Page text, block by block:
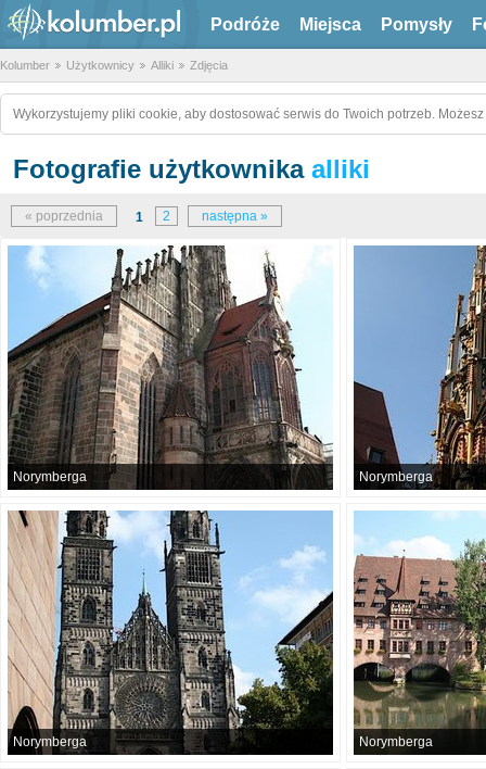
Podróże Miejsca Pomysły
Kolumber Użytkownicy Alliki Zdjęcia
Wykorzystujemy pliki cookie, aby dostosować serwis do Twoich potrzeb.
Fotografie użytkownika alliki
« poprzednia 1 2 następna »
Norymberga Norymberga
Norymberga Norymberga